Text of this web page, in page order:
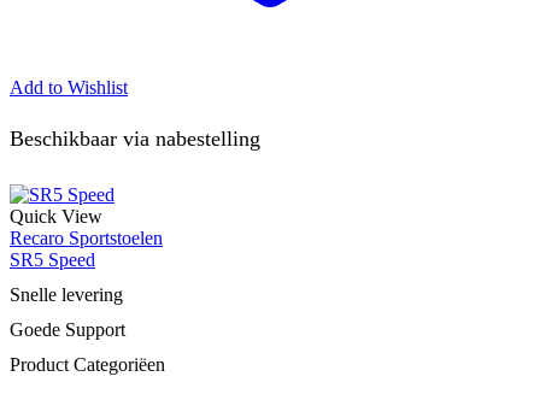
Add to Wishlist
Beschikbaar via nabestelling
Quick View
Recaro Sportstoelen
SR5 Speed
Snelle levering
Goede Support
Product Categoriëen